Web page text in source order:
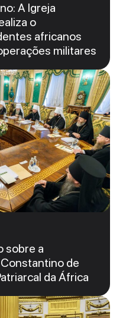
A Igreja
o
africanos
militares
sobre a
de
da África